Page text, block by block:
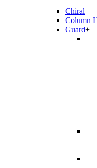
Chiral
Column
Guard+